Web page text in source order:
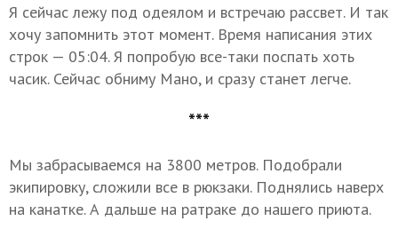
Я сейчас лежу под одеялом и встречаю рассвет. И так
хочу запомнить этот момент. Время написания этих
строк — 05:04. Я попробую все-таки поспать хоть
часик. Сейчас обниму Мано, и сразу станет легче.
***
Мы забрасываемся на 3800 метров. Подобрали
экипировку, сложили все в рюкзаки. Поднялись наверх
на канатке. А дальше на ратраке до нашего приюта.